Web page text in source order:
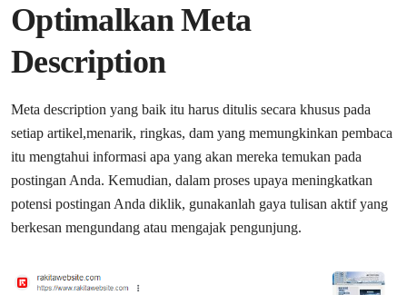
Optimalkan Meta
Description
Meta description yang baik itu harus ditulis secara khusus pada
setiap artikel,menarik, ringkas, dam yang memungkinkan pembaca
itu mengtahui informasi apa yang akan mereka temukan pada
postingan Anda. Kemudian, dalam proses upaya meningkatkan
potensi postingan Anda diklik, gunakanlah gaya tulisan aktif yang
berkesan mengundang atau mengajak pengunjung.